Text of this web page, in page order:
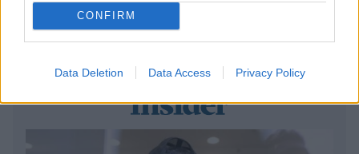
CONFIRM
Data Deletion Data Access Privacy Policy
Ο πραγματικός λόγος της τουρκικής «απόβασης»
στο Αιγαίο: Γιατί προτιμούν τα ελληνικά νησιά